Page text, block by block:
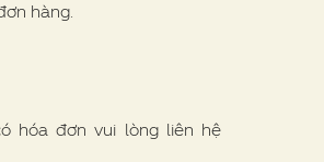
hàng.
hóa đơn vui lòng liên hệ